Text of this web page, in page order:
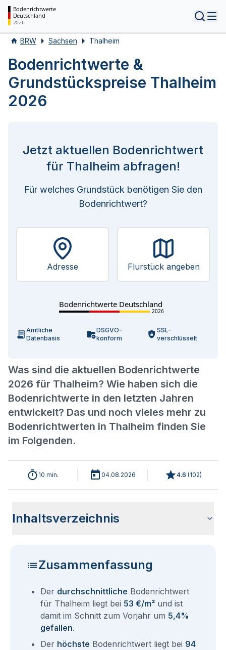
Bodenrichtwerte
Deutschland
2026
BRW Sachsen Thalheim
Bodenrichtwerte &
Grundstückspreise Thalheim
2026
Was sind die aktuellen Bodenrichtwerte
2026 für Thalheim? Wie haben sich die
Bodenrichtwerte in den letzten Jahren
entwickelt? Das und noch vieles mehr zu
Bodenrichtwerten in Thalheim finden Sie
im Folgenden.
Jetzt aktuellen Bodenrichtwert
für Thalheim abfragen!
Für welches Grundstück benötigen Sie den
Bodenrichtwert?
Adresse Flurstück angeben
Bodenrichtwerte Deutschland
2026
Amtliche
Datenbasis
DSGVO-
konform
SSL-
verschlüsselt
10 min. 04.08.2026 4.6 (102)
Inhaltsverzeichnis
Zusammenfassung
Der durchschnittliche Bodenrichtwert
für Thalheim liegt bei 53 €/m² und ist
damit im Schnitt zum Vorjahr um 5,4%
gefallen.
Der höchste Bodenrichtwert liegt bei 94